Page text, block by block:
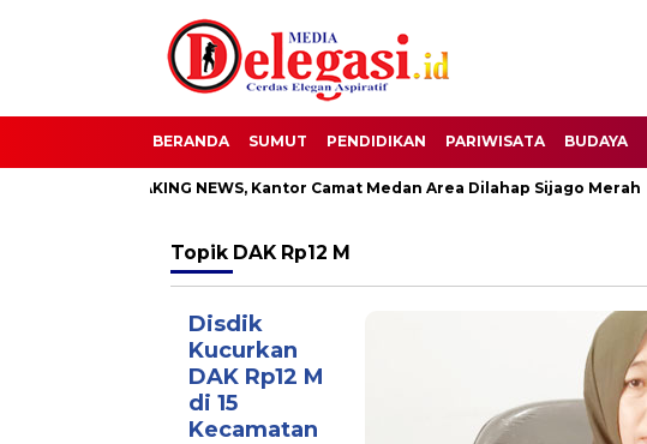
BERANDA SUMUT PENDIDIKAN PARIWISATA BUDAYA
BREAKING NEWS, Kantor Camat Medan Area Dilahap Sijago Merah
Topik DAK Rp12 M
Disdik
Kucurkan
DAK Rp12 M
di 15
Kecamatan